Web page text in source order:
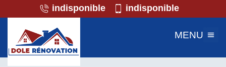
indisponible indisponible
MENU